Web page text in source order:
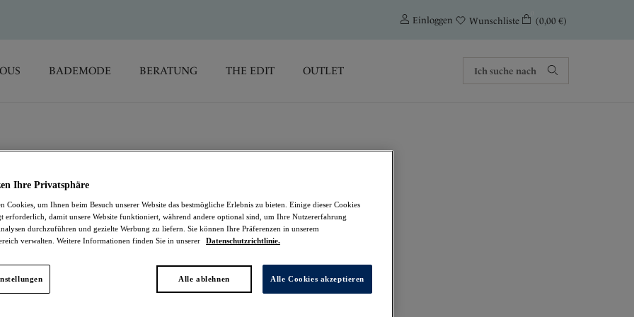
Einloggen Wunschliste (0,00 €)
BADEMODE BERATUNG THE EDIT OUTLET
Slip
White
26,95 €
Ihre Privatsphäre
Cookies, um Ihnen beim Besuch unserer Website das bestmögliche Erlebnis zu bieten. Einige dieser Cookies
erforderlich, damit unsere Website funktioniert, während andere optional sind, um Ihre Nutzererfahrung
durchzuführen und gezielte Werbung zu liefern. Sie können Ihre Präferenzen in unserem
verwalten. Weitere Informationen finden Sie in unserer
Datenschutzrichtlinie.
Alle ablehnen Alle Cookies akzeptieren